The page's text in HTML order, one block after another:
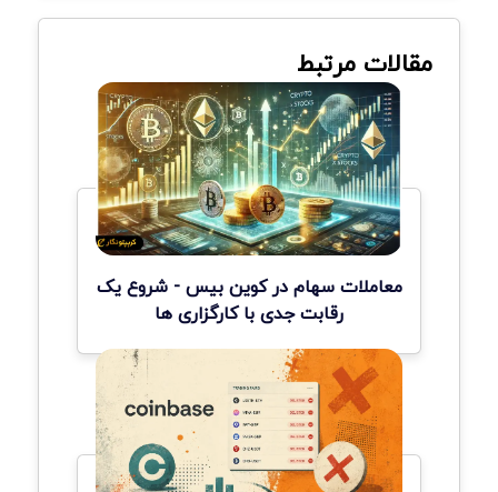
مقالات مرتبط
معاملات سهام در کوین بیس - شروع یک
رقابت جدی با کارگزاری ها